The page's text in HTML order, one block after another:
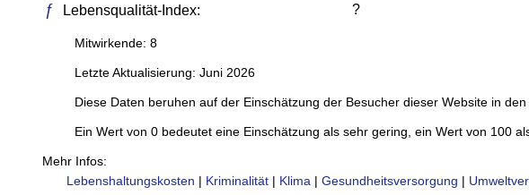
ƒ Lebensqualität-Index: ?
Mitwirkende: 8
Letzte Aktualisierung: Juni 2026
Diese Daten beruhen auf der Einschätzung der Besucher dieser Website in
Ein Wert von 0 bedeutet eine Einschätzung als sehr gering, ein Wert von 100
Mehr Infos:
Lebenshaltungskosten | Kriminalität | Klima | Gesundheitsversorgung |